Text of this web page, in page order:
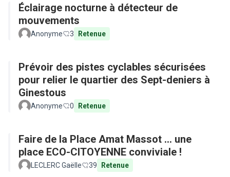
Éclairage nocturne à détecteur de
mouvements
Anonyme 3 Retenue
Prévoir des pistes cyclables sécurisées
pour relier le quartier des Sept-deniers à
Ginestous
Anonyme 0 Retenue
Faire de la Place Amat Massot ... une
place ECO-CITOYENNE conviviale !
LECLERC Gaëlle 39 Retenue